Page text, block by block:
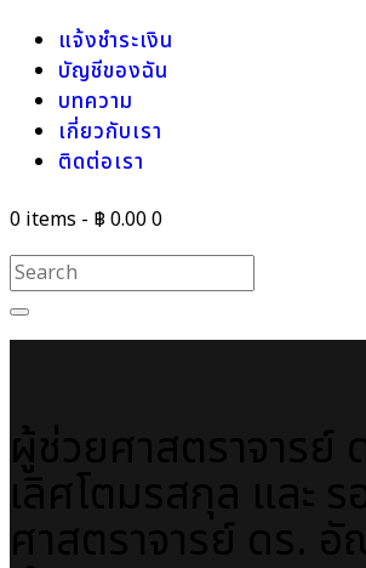
แจ้งชำระเงิน
บัญชีของฉัน
บทความ
เกี่ยวกับเรา
ติดต่อเรา
0 items - ฿ 0.000